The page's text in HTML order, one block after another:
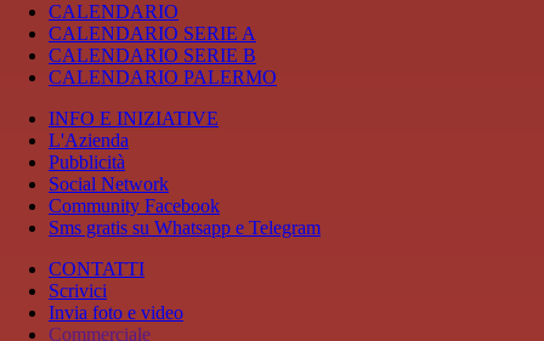
CALENDARIO
CALENDARIO SERIE A
CALENDARIO SERIE B
CALENDARIO PALERMO
INFO E INIZIATIVE
L'Azienda
Pubblicità
Social Network
Community Facebook
Sms gratis su Whatsapp e Telegram
CONTATTI
Scrivici
Invia foto e video
Commerciale